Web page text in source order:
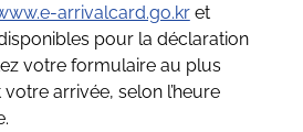
arrivalcard.go.kret
pour la déclaration
votre formulaire au plus
arrivée, selon l’heure